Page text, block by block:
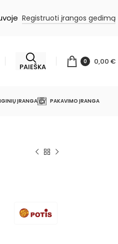
Registruoti įrangos gedimą
PAIEŠKA
0 0,00 €
ĮRANGA PAKAVIMO ĮRANGA